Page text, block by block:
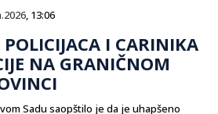
, 13:06
I CARINIKA
NA GRANIČNOM
Sadu saopštilo je da je uhapšeno